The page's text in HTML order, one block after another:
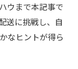
ウまで本記事で
送に挑戦し、自
なヒントが得ら